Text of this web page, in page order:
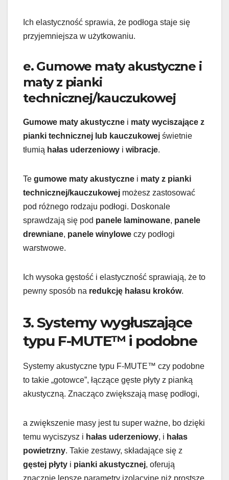
Ich elastyczność sprawia, że podłoga staje się
przyjemniejsza w użytkowaniu.
e. Gumowe maty akustyczne i
maty z pianki
technicznej/kauczukowej
Gumowe maty akustyczne i maty wyciszające z
pianki technicznej lub kauczukowej świetnie
tłumią hałas uderzeniowy i wibracje.
Te gumowe maty akustyczne i maty z pianki
technicznej/kauczukowej możesz zastosować
pod różnego rodzaju podłogi. Doskonale
sprawdzają się pod panele laminowane, panele
drewniane, panele winylowe czy podłogi
warstwowe.
Ich wysoka gęstość i elastyczność sprawiają, że to
pewny sposób na redukcję hałasu kroków.
3. Systemy wygłuszające
typu F-MUTE™ i podobne
Systemy akustyczne typu F-MUTE™ czy podobne
to takie „gotowce”, łączące gęste płyty z pianką
akustyczną. Znacząco zwiększają masę podłogi,
a zwiększenie masy jest tu super ważne, bo dzięki
temu wyciszysz i hałas uderzeniowy, i hałas
powietrzny. Takie zestawy, składające się z
gęstej płyty i pianki akustycznej, oferują
znacznie lepsze parametry izolacyjne niż prostsze